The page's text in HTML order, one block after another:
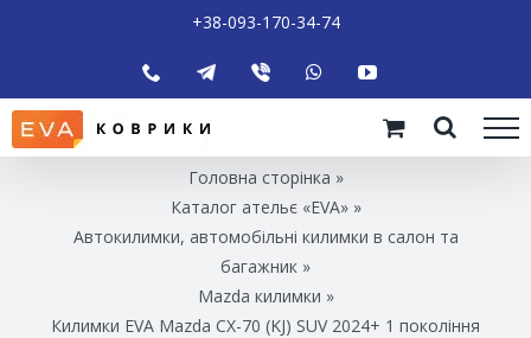
+38-093-170-34-74
Головна сторінка »
Каталог ательє «EVA»»
Автокилимки, автомобільні килимки в салон та
багажник »
Mazda килимки »
Килимки EVA Mazda CX-70 (KJ) SUV 2024+ 1 покоління